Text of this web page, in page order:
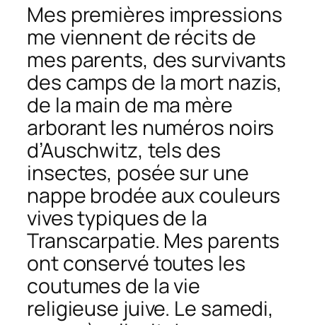
Mes premières impressions
me viennent de récits de
mes parents, des survivants
des camps de la mort nazis,
de la main de ma mère
arborant les numéros noirs
d’Auschwitz, tels des
insectes, posée sur une
nappe brodée aux couleurs
vives typiques de la
Transcarpatie. Mes parents
ont conservé toutes les
coutumes de la vie
religieuse juive. Le samedi,